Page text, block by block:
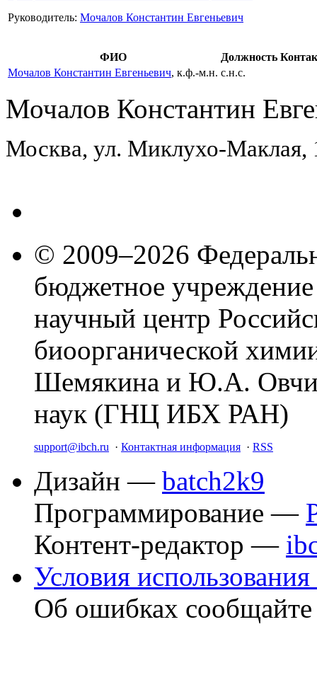
Руководитель: Мочалов Константин Евгеньевич
ФИО Должность
Мочалов Константин Евгеньевич, к.ф.-м.н. с.н.с.
Мочалов Константин
Москва, ул. Миклухо-
© 2009–2026
бюджетное
научный центр
биоорганической
Шемякина и Ю.А.
наук (ГНЦ ИБХ РАН)
support@ibch.ru · Контактная информация · RSS
Дизайн — batch2k9
Программирование —
Контент-редактор —
Условия использования
Об ошибках